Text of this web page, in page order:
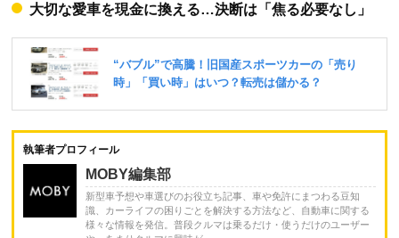
大切な愛車を現金に換える…決断は「焦る必要なし」
執筆者プロフィール
MOBY編集部
新型車予想や車選びのお役立ち記事、車や免許にまつわる豆知
識、カーライフの困りごとを解決する方法など、自動車に関する
様々な情報を発信。普段クルマは乗るだけ・使うだけのユーザー